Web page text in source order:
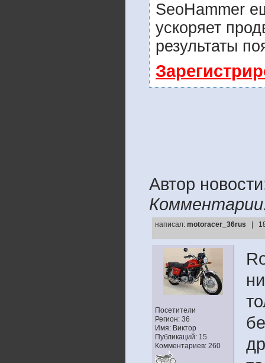
SeoHammer
ускоряет
результаты
Автор
написал: motoracer_36rus |
Посетители
Регион: 36
Имя: Виктор
Публикаций: 15
Комментариев: 260